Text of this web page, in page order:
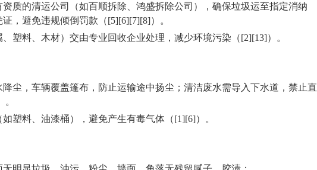
质的清运公司（如百顺拆除、鸿盛拆除公司），确保垃圾运至指定消纳
，避免违规倾倒罚款（[5][6][7][8]）。
塑料、木材）交由专业回收企业处理，减少环境污染（[2][13]）。
尘，车辆覆盖篷布，防止运输途中扬尘；清洁废水需导入下水道，禁止直
塑料、油漆桶），避免产生有毒气体（[1][6]）。